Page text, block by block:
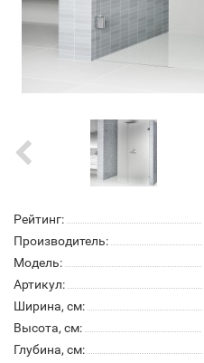
Рейтинг:
Производитель:
Модель:
Артикул:
Ширина, см:
Высота, см:
Глубина, см: